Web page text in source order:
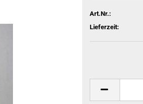
Art.Nr.:
Lieferzeit: